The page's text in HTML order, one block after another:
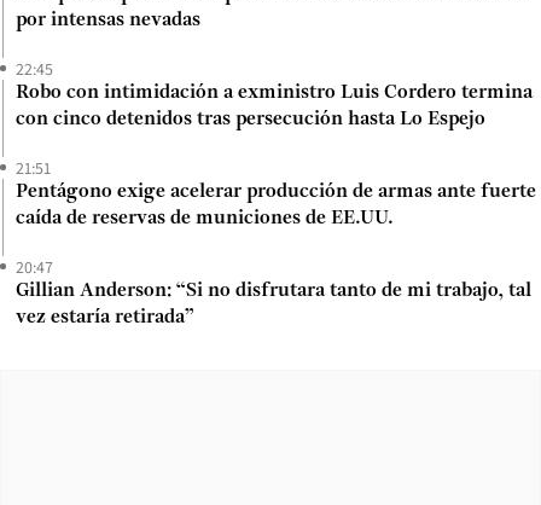
por intensas nevadas
22:45
Robo con intimidación a exministro Luis Cordero termina
con cinco detenidos tras persecución hasta Lo Espejo
21:51
Pentágono exige acelerar producción de armas ante fuerte
caída de reservas de municiones de EE.UU.
20:47
Gillian Anderson: “Si no disfrutara tanto de mi trabajo, tal
vez estaría retirada”